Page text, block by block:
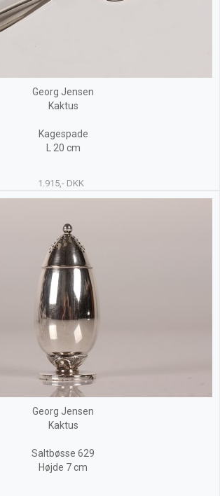
Georg Jensen
Kaktus
Kagespade
L 20 cm
1.915,- DKK
Georg Jensen
Kaktus
Saltbøsse 629
Højde 7 cm